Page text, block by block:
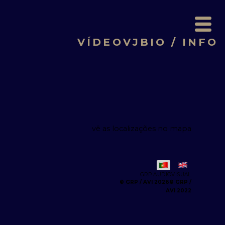
VÍDEOVJ BIO / INFO
vê as localizações no mapa
GRP AUDIOVISUAL
© GRP /
AVI 2022